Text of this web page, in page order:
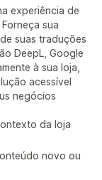
experiência de
sua
suas traduções
DeepL, Google
à sua loja,
acessível
negócios
da loja
novo ou